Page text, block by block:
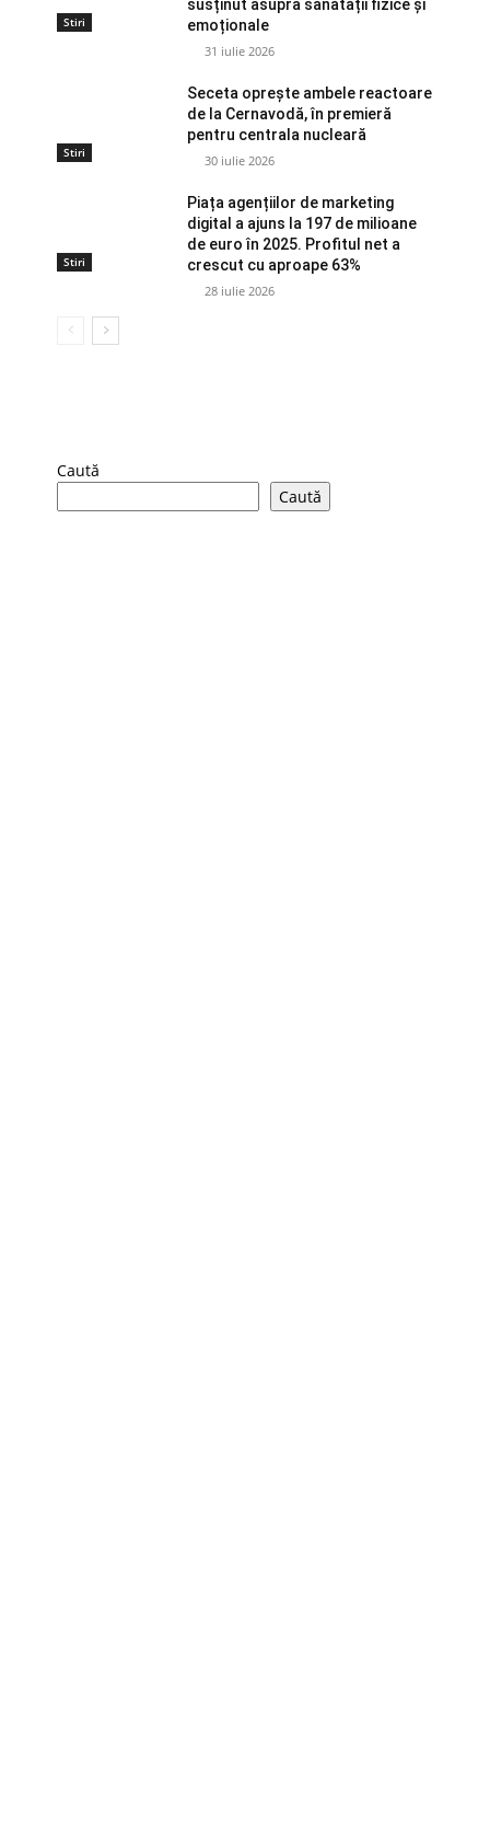
Stiri
susținut asupra sănătății fizice și
emoționale
31 iulie 2026
Stiri
Seceta oprește ambele reactoare
de la Cernavodă, în premieră
pentru centrala nucleară
30 iulie 2026
Stiri
Piața agențiilor de marketing
digital a ajuns la 197 de milioane
de euro în 2025. Profitul net a
crescut cu aproape 63%
28 iulie 2026
Caută
Caută